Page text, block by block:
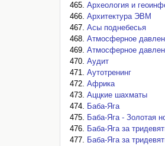
Археология и
Архитектура ЭВМ
Асы поднебесья
Атмосферное
Атмосферное
Аудит
Аутотренинг
Африка
Аццкие шахматы
Баба-Яга
Баба-Яга - Золотая
Баба-Яга за
Баба-Яга за